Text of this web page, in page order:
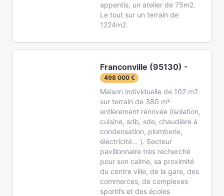
appentis, un atelier de 75m2.
Le tout sur un terrain de
1224m2.
Franconville (95130) -
498 000 €
Maison individuelle de 102 m2
sur terrain de 380 m²
entièrement rénovée (isolation,
cuisine, sdb, sde, chaudière à
condensation, plomberie,
électricité… ). Secteur
pavillonnaire très recherché
pour son calme, sa proximité
du centre ville, de la gare, des
commerces, de complexes
sportifs et des écoles